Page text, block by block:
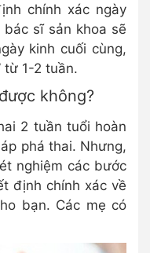
chính xác ngày
sĩ sản khoa sẽ
kinh cuối cùng,
từ 1-2 tuần.
không?
2 tuần tuổi hoàn
phá thai. Nhưng,
nghiệm các bước
định chính xác về
bạn. Các mẹ có